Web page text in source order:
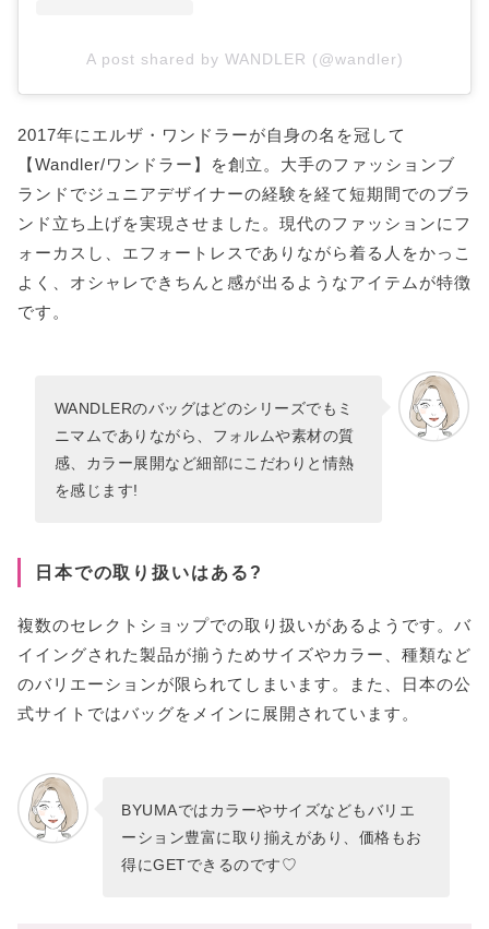
A post shared by WANDLER (@wandler)
2017年にエルザ・ワンドラーが自身の名を冠して
【Wandler/ワンドラー】を創立。大手のファッションブ
ランドでジュニアデザイナーの経験を経て短期間でのブラ
ンド立ち上げを実現させました。現代のファッションにフ
ォーカスし、エフォートレスでありながら着る人をかっこ
よく、オシャレできちんと感が出るようなアイテムが特徴
です。
WANDLERのバッグはどのシリーズでもミ
ニマムでありながら、フォルムや素材の質
感、カラー展開など細部にこだわりと情熱
を感じます!
日本での取り扱いはある?
複数のセレクトショップでの取り扱いがあるようです。バ
イイングされた製品が揃うためサイズやカラー、種類など
のバリエーションが限られてしまいます。また、日本の公
式サイトではバッグをメインに展開されています。
BYUMAではカラーやサイズなどもバリエ
ーション豊富に取り揃えがあり、価格もお
得にGETできるのです♡